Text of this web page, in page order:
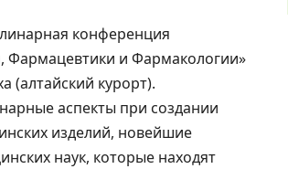
конференция
Фармацевтики и Фармакологии»
(алтайский курорт).
аспекты при создании
изделий, новейшие
наук, которые находят